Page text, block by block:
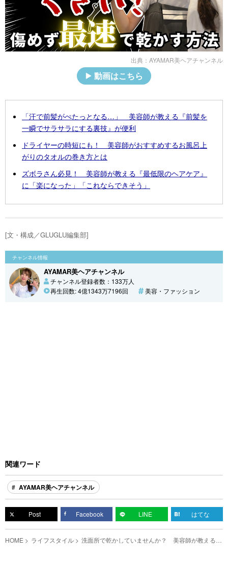
出典： AYAMAR美ヘアチャンネル
動画はこちら
「汗で前髪がぺたっとなる…」 美容師が教える『前髪を
一瞬でサラサラにする裏技』が便利
ドライヤーの時短にも！ 美容師がおすすめするお風呂上
がりのタオルの巻き方とは
ズボラさん必見！ 美容師が教える『最低限のヘアケア』
に「楽になった」「これならできそう」
[文・構成／GLUGLU編集部]
チャンネル情報
AYAMAR美ヘアチャンネル
チャンネル登録者数：133万人
再生回数: 4億1343万7196回
美容・ファッション
関連ワード
AYAMAR美ヘアチャンネル
Post Facebook LINE はてな
HOME ライフスタイル 洗面所で乾かしていませんか？ 美容師が教える
『髪を最速で乾かす方法』が目からウロコ